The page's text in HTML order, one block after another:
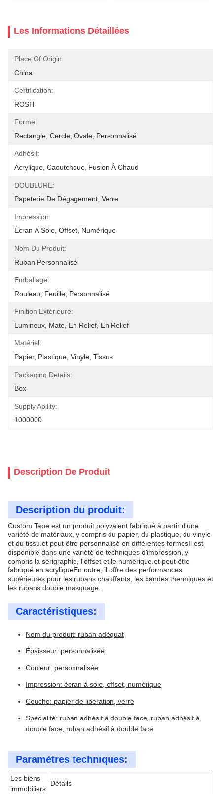
Les Informations Détaillées
Place Of Origin:
China
Certification:
ROSH
Forme:
Rectangle, Cercle, Ovale, Personnalisé
Adhésif:
Acrylique, Caoutchouc, Fusion À Chaud
DOUBLURE:
Papeterie De Dégagement, Verre
Impression:
Écran À Soie, Offset, Numérique
Nom Du Produit:
Ruban Personnalisé
Emballage:
Rouleau, Feuille, Personnalisé
Finition Extérieure:
Lumineux, Mate, En Relief, En Relief
Matériel:
Papier, Plastique, Vinyle, Tissus
Packaging Details:
Box
Supply Ability:
1000000
Description De Produit
Description du produit:
Custom Tape est un produit polyvalent fabriqué à partir d'une
variété de matériaux, y compris du papier, du plastique, du vinyle
et du tissu.et peut être personnalisé en différentes formesIl est
disponible dans une variété de techniques d'impression, y
compris la sérigraphie, l'offset et le numérique.et peut être
fabriqué en acryliqueEn outre, il offre des performances
supérieures pour les rubans chauffants, les bandes thermiques et
les rubans double masquage.
Caractéristiques:
Nom du produit: ruban adéquat
Épaisseur: personnalisée
Couleur: personnalisée
Impression: écran à soie, offset, numérique
Couche: papier de libération, verre
Spécialité: ruban adhésif à double face, ruban adhésif à
double face, ruban adhésif à double face
Paramètres techniques:
Les biens
immobiliers
Détails